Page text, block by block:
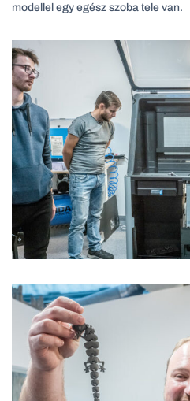
modellel egy egész szoba tele van.